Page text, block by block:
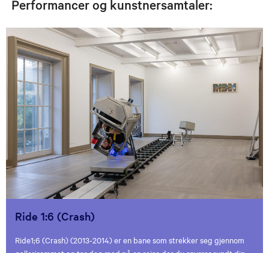
Performancer og kunstnersamtaler:
Ride 1:6 (Crash)
Ride1;6 (Crash) (2013-2014) er en bane som strekker seg gjennom